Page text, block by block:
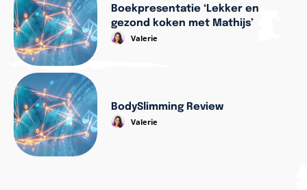
Boekpresentatie ‘Lekker en
gezond koken met Mathijs’
Valerie
BodySlimming Review
Valerie